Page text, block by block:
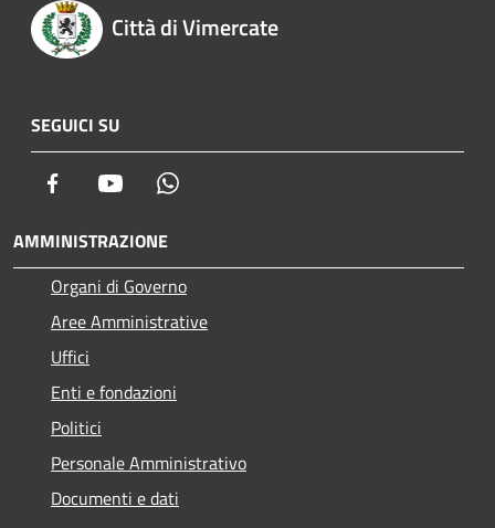
Città di Vimercate
SEGUICI SU
Facebook Youtube
AMMINISTRAZIONE
Organi di Governo
Aree Amministrative
Uffici
Enti e fondazioni
Politici
Personale Amministrativo
Documenti e dati